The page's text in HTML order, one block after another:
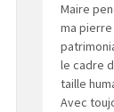
Maire
ma
le cadre
taille
Avec